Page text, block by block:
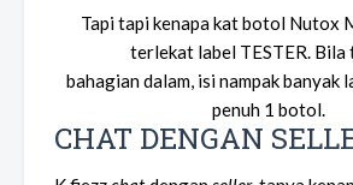
Tapi tapi kenapa kat botol Nutox
terlekat label TESTER. Bila
bahagian dalam, isi nampak banyak
penuh 1 botol.
CHAT DENGAN